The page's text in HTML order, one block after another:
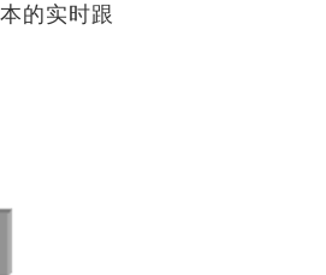
的实时跟